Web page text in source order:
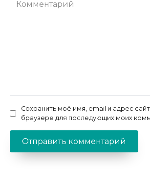
Сохранить моё имя, email и адрес
браузере для последующих моих